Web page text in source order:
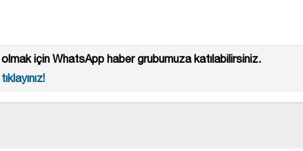
için WhatsApp haber grubumuza katılabilirsiniz.